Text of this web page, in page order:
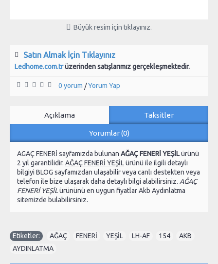
Büyük resim için tıklayınız.
Satın Almak İçin Tıklayınız
Ledhome.com.trüzerinden satışlarımız gerçekleşmektedir.
0 yorum /Yorum Yap
Açıklama Taksitler
Yorumlar (0)
AGAÇ FENERİ sayfamızda bulunan AĞAÇ FENERİ YEŞİLürünü
2 yıl garantilidir. AĞAÇ FENERİ YEŞİLürünü ile ilgili detaylı
bilgiyi BLOG sayfamızdan ulaşabilir veya canlı destekten veya
telefon ile bize ulaşarak daha detaylı bilgi alabilirsiniz. AĞAÇ
FENERİ YEŞİLürününü en uygun fiyatlar Akb Aydınlatma
sitemizde bulabilirsiniz.
Etiketler: AĞAÇ FENERİ YEŞİL LH-AF 154 AKB
AYDINLATMA